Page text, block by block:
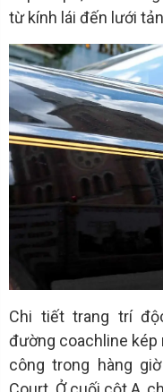
từ kính lái đến lưới
Chi tiết trang trí
đường coachline kép
công trong hàng